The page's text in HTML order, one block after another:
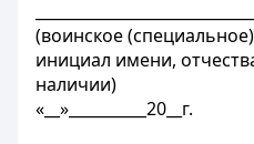
(воинское
инициал имени,
наличии)
«__»__________20__г.